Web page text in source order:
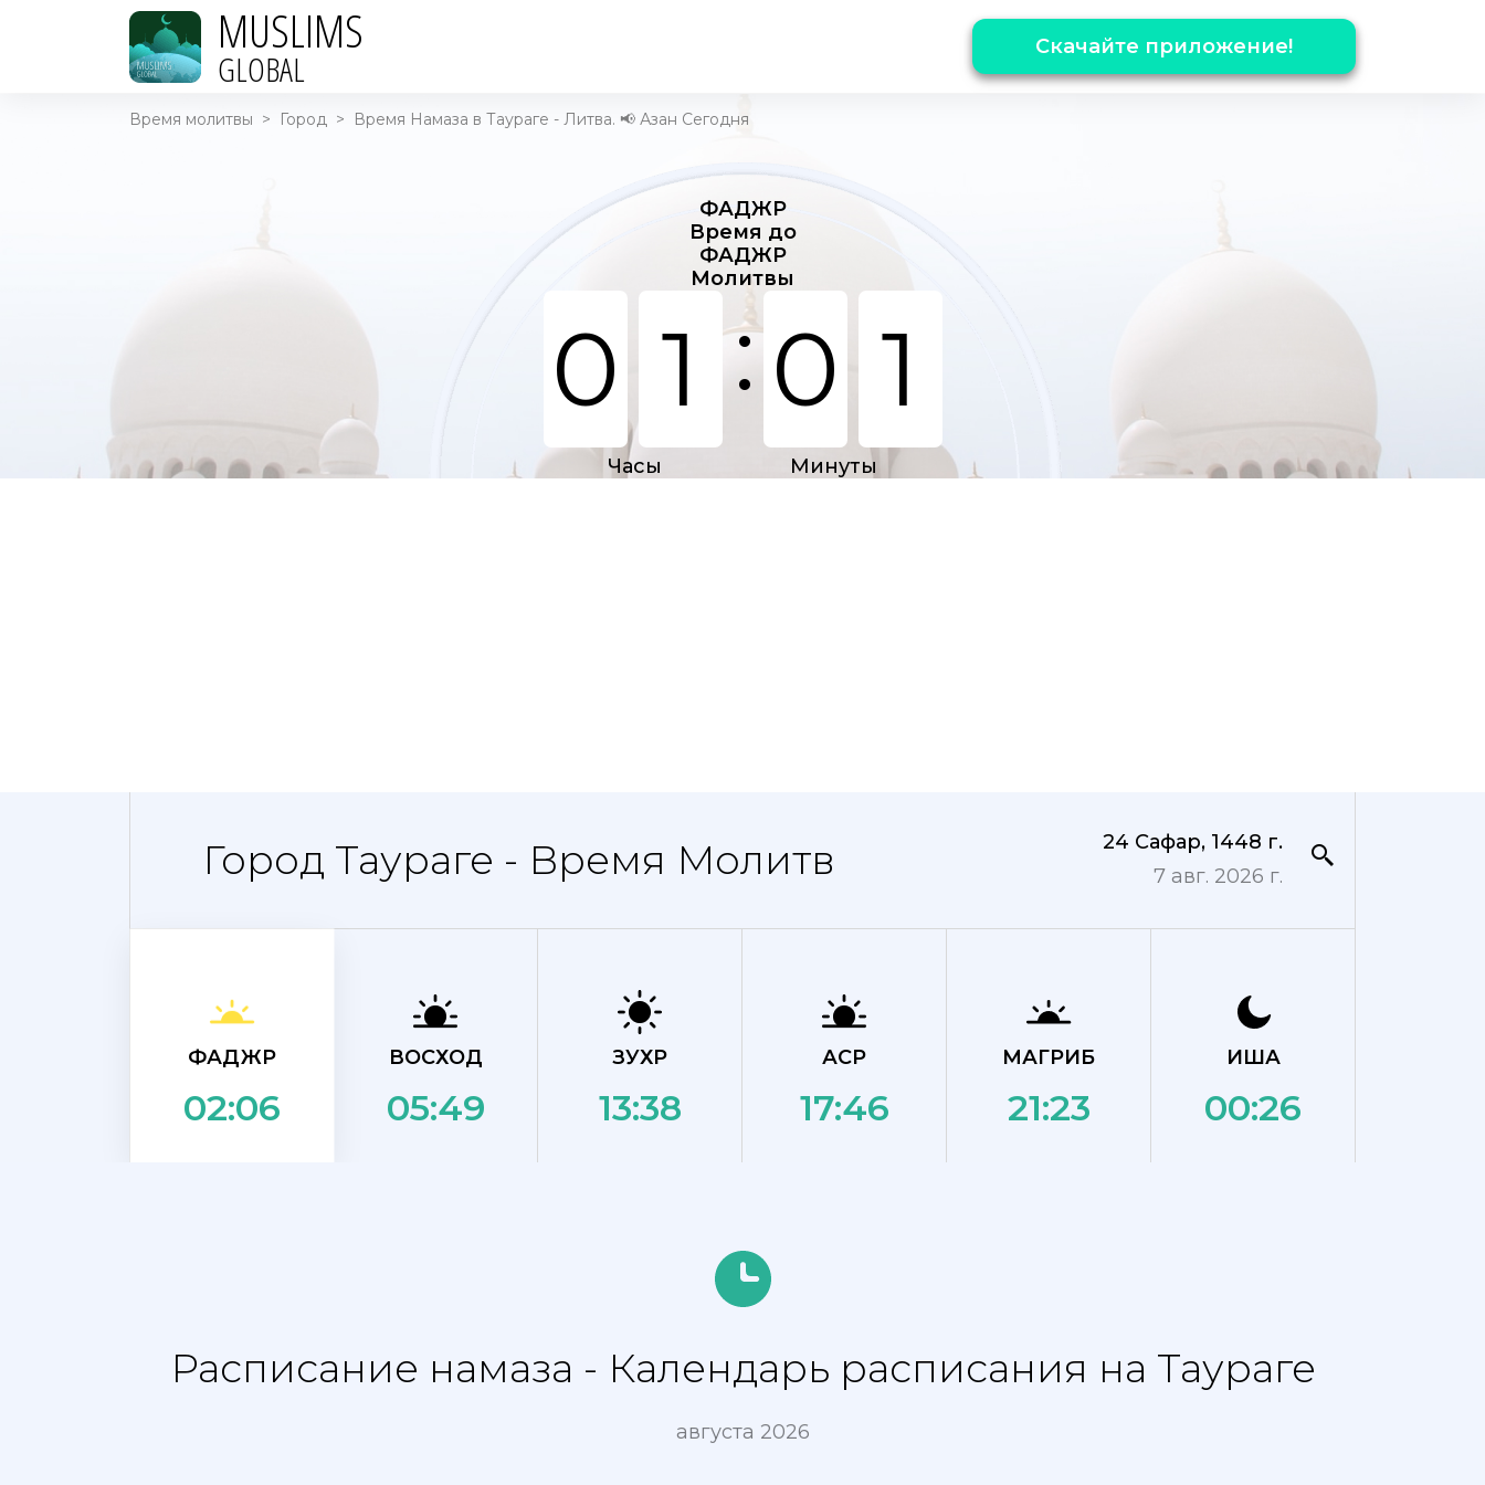
MUSLIMS
GLOBAL Скачайте приложение!
Время молитвы > Город > Время Намаза в Таураге - Литва. 📢 Азан Сегодня
ФАДЖР
Время до
ФАДЖР
Молитвы
0 1 :0 1
Часы Минуты
Город Таураге - Время Молитв
24 Сафар, 1448 г.
7 авг. 2026 г.
ФАДЖР
02:06
ВОСХОД
05:49
ЗУХР
13:38
АСР
17:46
МАГРИБ
21:23
ИША
00:26
Расписание намаза - Календарь расписания на Таураге
августа 2026